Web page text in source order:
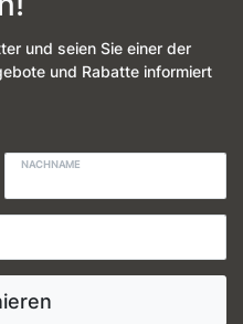
und seien Sie einer der
und Rabatte informiert
NACHNAME